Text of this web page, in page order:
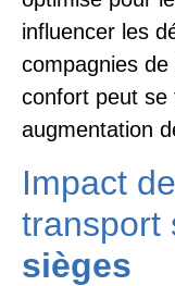
influencer les
compagnies
confort peut se
augmentation
Impact
transport
sièges